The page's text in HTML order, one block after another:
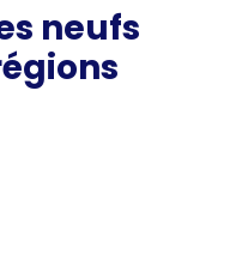
neufs